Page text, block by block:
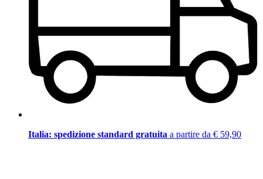
Italia: spedizione standard gratuita a partire da € 59,90